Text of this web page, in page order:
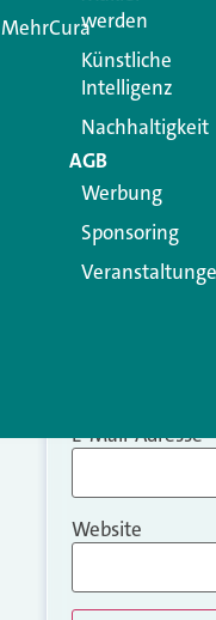
Kommentar
E-Mail-Adresse*
Website
MehrCurawerden
Künstliche
Intelligenz
Nachhaltigkeit
AGB
Werbung
Sponsoring